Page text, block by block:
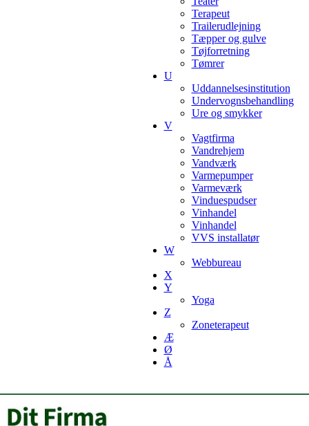
Terapeut
Trailerudlejning
Tæpper og gulve
Tøjforretning
Tømrer
U
Uddannelsesinstitution
Undervognsbehandling
Ure og smykker
V
Vagtfirma
Vandrehjem
Vandværk
Varmepumper
Varmeværk
Vinduespudser
Vinhandel
Vinhandel
VVS installatør
W
Webbureau
X
Y
Yoga
Z
Zoneterapeut
Æ
Ø
Å